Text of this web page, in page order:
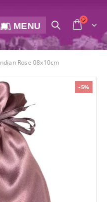
MENU
Rose 08x10cm
-5%